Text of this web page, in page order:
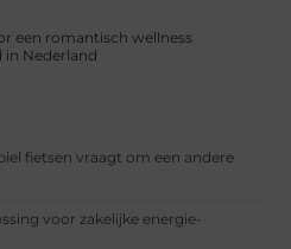
een romantisch wellness
in Nederland
fietsen vraagt om een andere
voor zakelijke energie-